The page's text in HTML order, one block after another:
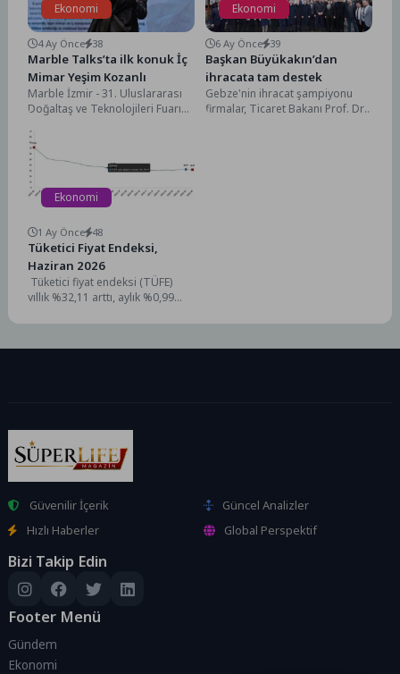
Ekonomi
4 Ay Önce 38
Marble Talks’ta ilk konuk İç
Mimar Yeşim Kozanlı
Marble İzmir - 31. Uluslararası
Doğaltaş ve Teknolojileri Fuarı
Talks’un ilk konuğu,...
Ekonomi
6 Ay Önce 39
Başkan Büyükakın’dan
ihracata tam destek
Gebze'nin ihracat şampiyonu
firmalar, Ticaret Bakanı Prof. Dr.
Ekonomi
1 Ay Önce 48
Tüketici Fiyat Endeksi,
Haziran 2026
Tüketici fiyat endeksi (TÜFE)
yıllık %32,11 arttı, aylık %0,99
değişim 2026 yılı Haziran...
Güvenilir İçerik
Güncel Analizler
Hızlı Haberler
Global Perspektif
Bizi Takip Edin
Footer Menü
Gündem
Ekonomi